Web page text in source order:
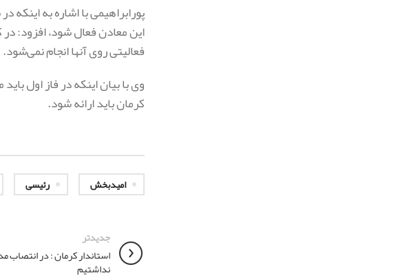
پورابراهیمی با اشاره به
فعالیتی روی آنها انجام نمی‌شود.
وی با بیان اینکه در فاز اول
کرمان باید ارائه شود.
امیدبخش رئیسی
جدیدتر
استاندار کرمان : در انتصاب
نداشتیم